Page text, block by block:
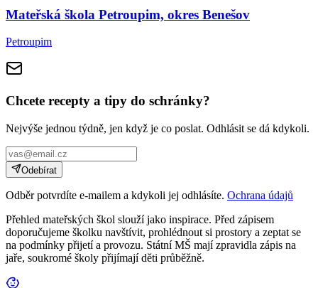
Mateřská škola Petroupim, okres Benešov
Petroupim
Chcete recepty a tipy do schránky?
Nejvýše jednou týdně, jen když je co poslat. Odhlásit se dá kdykoli.
Odebírat
Odběr potvrdíte e-mailem a kdykoli jej odhlásíte. Ochrana údajů
Přehled mateřských škol slouží jako inspirace. Před zápisem
doporučujeme školku navštívit, prohlédnout si prostory a zeptat se
na podmínky přijetí a provozu. Státní MŠ mají zpravidla zápis na
jaře, soukromé školy přijímají děti průběžně.